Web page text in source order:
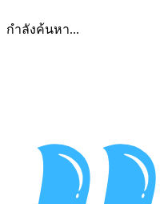
กำลังค้นหา...